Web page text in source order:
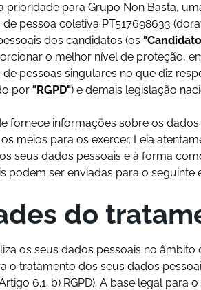
prioridade para Grupo Non Basta,
pessoa coletiva PT517698633
dos candidatos (os
o melhor nível de proteção,
pessoas singulares no que diz
por "RGPD") e demais legislação
fornece informações sobre os
meios para os exercer. Leia
seus dados pessoais e à forma
podem ser enviadas para o
do
os seus dados pessoais no
o tratamento dos seus dados
6.1. b) RGPD). A base legal